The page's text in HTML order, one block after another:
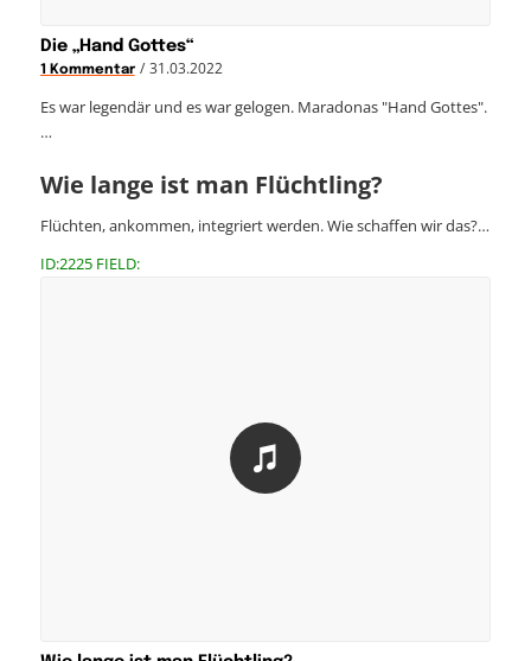
Die „Hand Gottes“
1 Kommentar / 31.03.2022
Es war legendär und es war gelogen. Maradonas "Hand Gottes".
…
Wie lange ist man Flüchtling?
Flüchten, ankommen, integriert werden. Wie schaffen wir das?…
ID:2225 FIELD: